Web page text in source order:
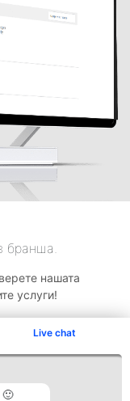
Live chat
бранша.
нашата
услуги!